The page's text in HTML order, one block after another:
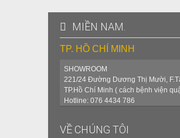
- Nhiệt độ môi trường làm việc:
- Cấp độ bảo vệ: IP21
- Độ cao: 0-3000m
- Kích thước: 218x265x100mm
- Trọng lượng: 2,75kg
MIỀN NAM.
TP. HỒ CHÍ MINH
SHOWROOM
221/24 Đường Dương Thị Mười,
TP.Hồ Chí Minh ( cách bệnh viện
Hotline: 076 4434 786
VỀ CHÚNG TÔI